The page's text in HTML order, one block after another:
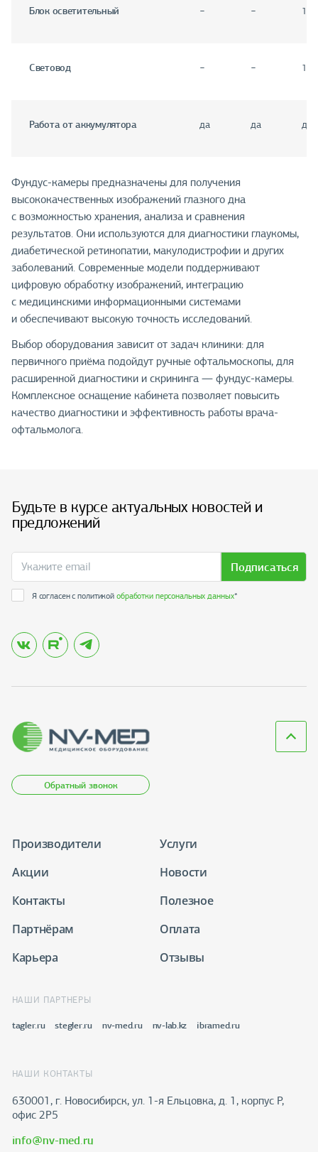
Блок осветительный − − 1
Световод − − 1
Работа от аккумулятора да да да
Фундус-камеры предназначены для получения
высококачественных изображений глазного дна
с возможностью хранения, анализа и сравнения
результатов. Они используются для диагностики глаукомы,
диабетической ретинопатии, макулодистрофии и других
заболеваний. Современные модели поддерживают
цифровую обработку изображений, интеграцию
с медицинскими информационными системами
и обеспечивают высокую точность исследований.
Выбор оборудования зависит от задач клиники: для
первичного приёма подойдут ручные офтальмоскопы, для
расширенной диагностики и скрининга — фундус-камеры.
Комплексное оснащение кабинета позволяет повысить
качество диагностики и эффективность работы врача-
офтальмолога.
Будьте в курсе актуальных новостей и
предложений
Подписаться
Я согласен с политикойобработки персональных данных*
Обратный звонок
Производители
Услуги
Акции
Новости
Контакты
Полезное
Партнёрам
Оплата
Карьера
Отзывы
НАШИ ПАРТНЕРЫ
tagler.ru stegler.ru nv-med.ru nv-lab.kz ibramed.ru
НАШИ КОНТАКТЫ
630001, г. Новосибирск, ул. 1-я Ельцовка, д. 1, корпус Р,
офис 2Р5
info@nv-med.ru